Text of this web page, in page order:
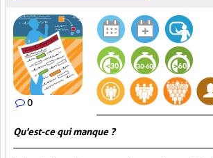
0
Qu'est-ce qui manque ?